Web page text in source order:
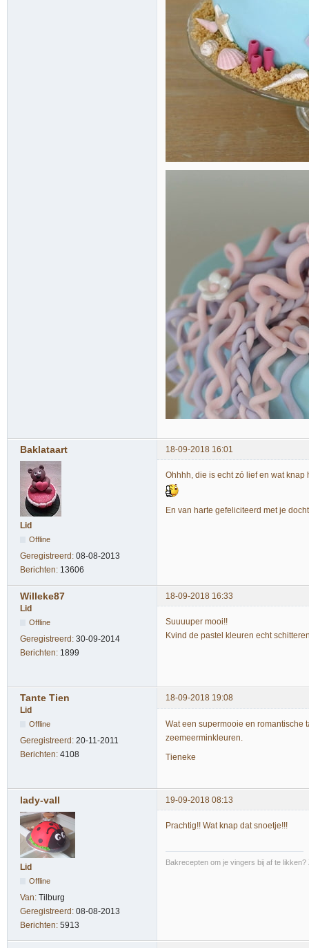
Baklataart 18-09-2018 16:01
Lid
Offline
Geregistreerd: 08-08-2013
Berichten: 13606
Ohhhh, die is echt zó lief en wat
En van harte gefeliciteerd met je
Willeke87
18-09-2018 16:33
Lid
Offline
Geregistreerd: 30-09-2014
Berichten: 1899
Suuuuper mooi!!
Kvind de pastel kleuren echt
Tante Tien
18-09-2018 19:08
Lid
Offline
Geregistreerd: 20-11-2011
Berichten: 4108
Wat een supermooie en romantische
zeemeerminkleuren.
Tieneke
lady-vall 19-09-2018 08:13
Lid
Offline
Van: Tilburg
Geregistreerd: 08-08-2013
Berichten: 5913
Prachtig!! Wat knap dat snoetje!!!
Bakrecepten om je vingers bij af te